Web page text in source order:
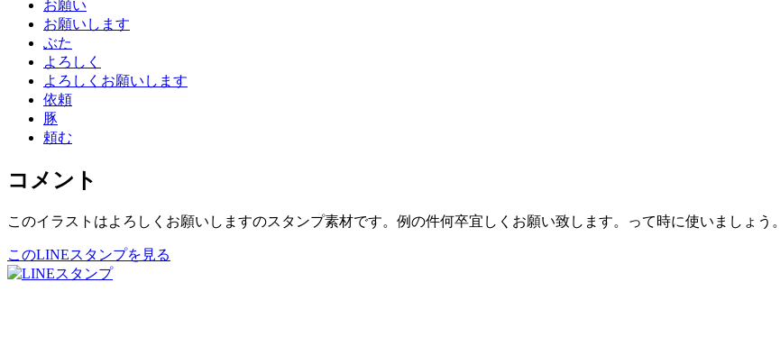
お願い
お願いします
ぶた
よろしく
よろしくお願いします
依頼
豚
頼む
コメント
このイラストはよろしくお願いしますのスタンプ素材です。例の件何卒宜しくお願い致します。って時に使いましょう。
このLINEスタンプを見る